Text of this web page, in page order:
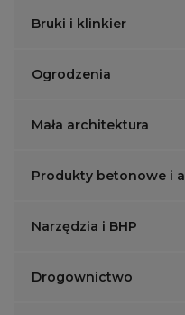
Bruki i klinkier
Ogrodzenia
Mała architektura
Produkty betonowe i
Narzędzia i BHP
Drogownictwo